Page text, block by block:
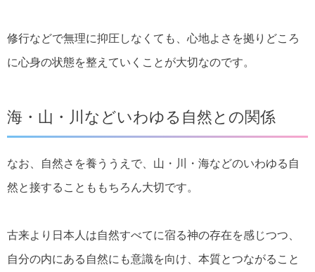
修行などで無理に抑圧しなくても、心地よさを拠りどころ
に心身の状態を整えていくことが大切なのです。
海・山・川などいわゆる自然との関係
なお、自然さを養ううえで、山・川・海などのいわゆる自
然と接することももちろん大切です。
古来より日本人は自然すべてに宿る神の存在を感じつつ、
自分の内にある自然にも意識を向け、本質とつながること